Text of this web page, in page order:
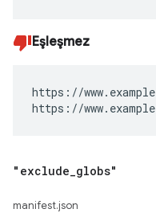
Eşleşmez
https://
https://
"exclude globs"
manifest.json